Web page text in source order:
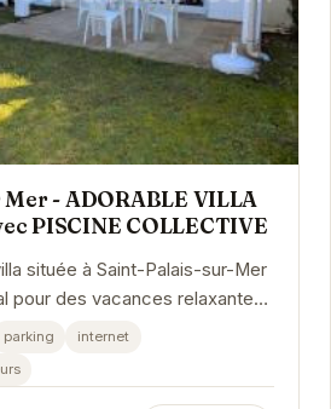
Mer - ADORABLE VILLA
PISCINE COLLECTIVE
située à Saint-Palais-sur-Mer
pour des vacances relaxantes.
collective de la...
parking
internet